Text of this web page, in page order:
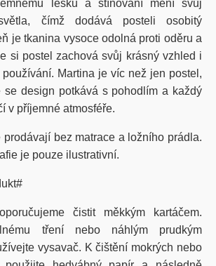
lesku a stínování mění svůj
čímž dodává posteli osobitý
je tkanina vysoce odolná proti oděru a
si postel zachová svůj krásný vzhled i
Martina je víc než jen postel,
se design potkává s pohodlím a každý
v příjemné atmosféře.
prodávají bez matrace a ložního prádla.
je pouze ilustrativní.
čistit měkkým kartáčem.
tření nebo náhlým prudkým
vysavač. K čištění mokrých nebo